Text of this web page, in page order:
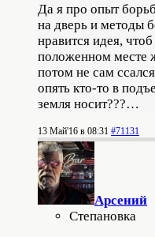
Да я про опыт
на дверь и методы
нравится идея,
положенном месте
потом не сам
опять кто-то в
земля носит???…
13 Май'16 в 08:31 #71131
Арсений
Степановка